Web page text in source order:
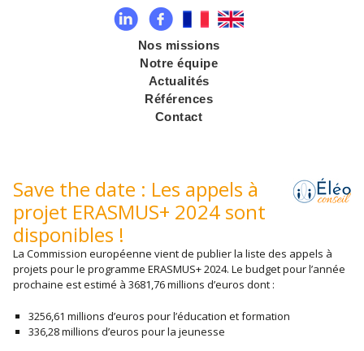
Nos missions
Notre équipe
Actualités
Références
Contact
Save the date : Les appels à
projet ERASMUS+ 2024 sont
disponibles !
La Commission européenne vient de publier la liste des appels à
projets pour le programme ERASMUS+ 2024. Le budget pour l’année
prochaine est estimé à 3681,76 millions d’euros dont :
3256,61 millions d’euros pour l’éducation et formation
336,28 millions d’euros pour la jeunesse